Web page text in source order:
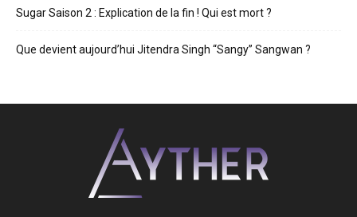
Sugar Saison 2 : Explication de la fin ! Qui est mort ?
Que devient aujourd’hui Jitendra Singh “Sangy” Sangwan ?